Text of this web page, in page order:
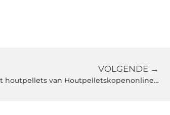
VOLGENDE →
Optimaal genieten van warmte en gemak met houtpellets van Houtpelletskopenonline.nl